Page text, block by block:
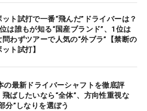
ット試打で一番“飛んだ”ドライバーは？
は誰もが知る“国産ブランド”、1位は
問わずツアーで人気の“外ブラ”【禁断の
ット試打】
の最新ドライバーシャフトを徹底評
ばしたいなら“全体”、方向性重視な
分”しなりを選ぼう